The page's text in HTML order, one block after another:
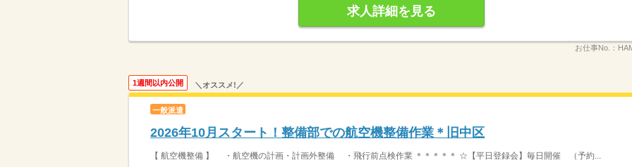
求人詳細を見る
お仕事No.：
1週間以内公開 ＼オススメ!／
一般派遣
2026年10月スタート！整備部での航空機整備作業＊旧中区
【 航空機整備 】 ・航空機の計画・計画外整備 ・飛行前点検作業 ＊＊＊＊＊ ☆【平日登録会】毎日開催 （予約...